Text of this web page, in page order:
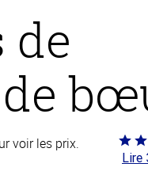
de
voir les prix.
Coté
4.6
Lire